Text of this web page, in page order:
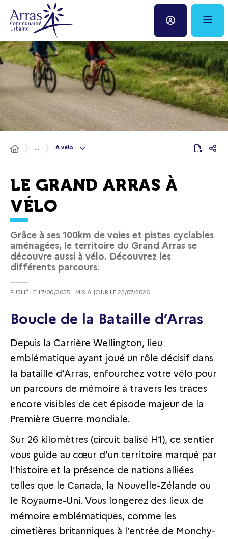
Panneau de gestion des cookies
... A vélo
LE GRAND ARRAS À
VÉLO
Grâce à ses 100km de voies et pistes cyclables
aménagées, le territoire du Grand Arras se
découvre aussi à vélo. Découvrez les
différents parcours.
PUBLIÉ LE 17/06/2025 - MIS À JOUR LE 22/07/2026
Boucle de la Bataille d’Arras
Depuis la Carrière Wellington, lieu
emblématique ayant joué un rôle décisif dans
la bataille d’Arras, enfourchez votre vélo pour
un parcours de mémoire à travers les traces
encore visibles de cet épisode majeur de la
Première Guerre mondiale.
Sur 26 kilomètres (circuit balisé H1), ce sentier
vous guide au cœur d’un territoire marqué par
l’histoire et la présence de nations alliées
telles que le Canada, la Nouvelle-Zélande ou
le Royaume-Uni. Vous longerez des lieux de
mémoire emblématiques, comme les
cimetières britanniques à l’entrée de Monchy-
Fenêtre
de
chat